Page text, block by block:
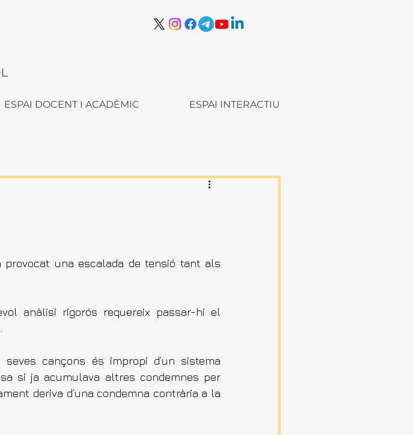
ESPAI DOCENT I ACADÈMIC ESPAI INTERACTIU
provocat una escalada de tensió tant als
anàlisi rigorós requereix passar-hi el
cançons és impropi d’un sistema
si ja acumulava altres condemnes per
deriva d’una condemna contrària a la